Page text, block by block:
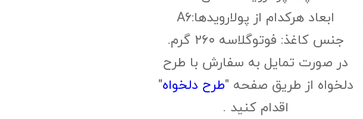
ابعاد هرکدام از پولارویدها:A6
جنس کاغذ: فوتوگلاسه ۲۶۰ گرم.
در صورت تمایل به سفارش با طرح
دلخواه از طریق صفحه "طرح دلخواه"
اقدام کنید .